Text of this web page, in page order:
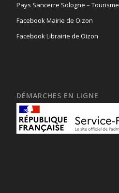
Pays Sancerre Sologne – Tourisme
Facebook Mairie de Oizon
Facebook Librairie de Oizon
DÉMARCHES EN LIGNE